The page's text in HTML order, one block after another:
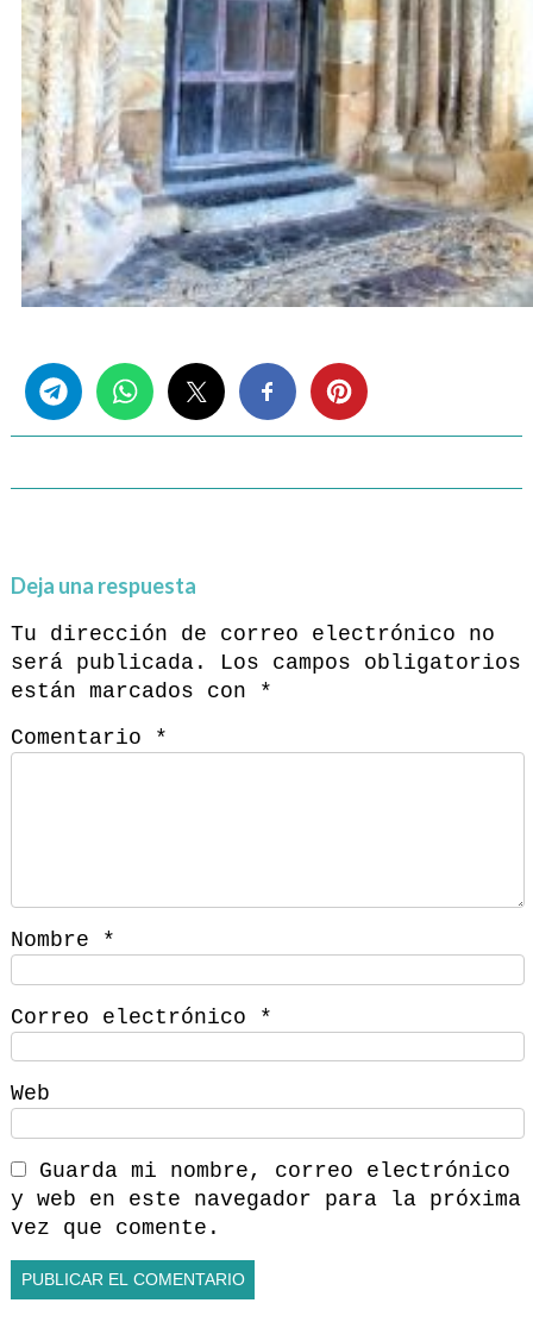
Deja una respuesta
Tu dirección de correo electrónico no
será publicada.
Los campos obligatorios
están marcados con
*
Comentario
*
Nombre *
Correo electrónico *
Web
Guarda mi nombre, correo electrónico
y web en este navegador para la próxima
vez que comente.